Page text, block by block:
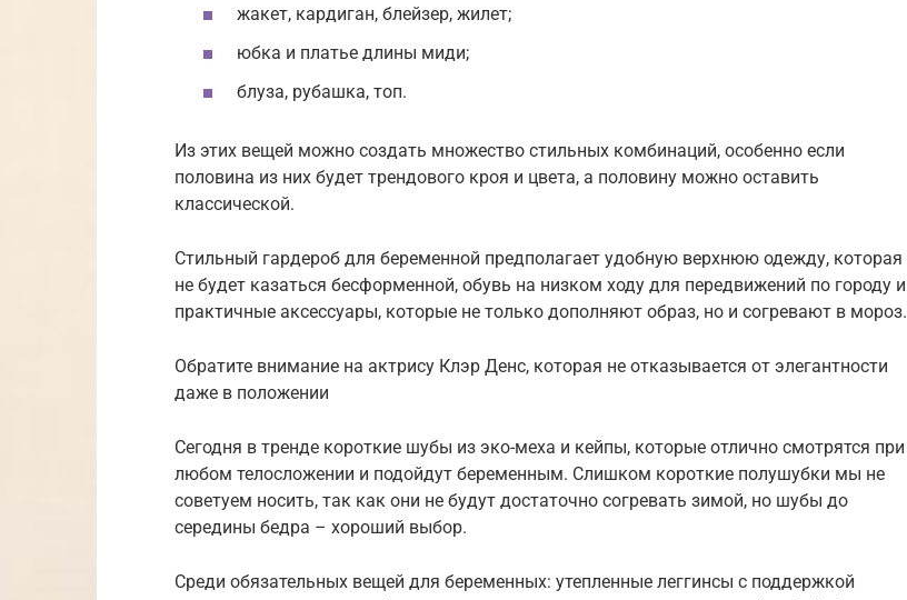
жакет, кардиган, блейзер, жилет;
юбка и платье длины миди;
блуза, рубашка, топ.
Из этих вещей можно создать множество стильных комбинаций, особенно если
половина из них будет трендового кроя и цвета, а половину можно оставить
классической.
Стильный гардероб для беременной предполагает удобную верхнюю одежду, которая
не будет казаться бесформенной, обувь на низком ходу для передвижений по городу и
практичные аксессуары, которые не только дополняют образ, но и согревают в мороз.
Обратите внимание на актрису Клэр Денс, которая не отказывается от элегантности
даже в положении
Сегодня в тренде короткие шубы из эко-меха и кейпы, которые отлично смотрятся при
любом телосложении и подойдут беременным. Слишком короткие полушубки мы не
советуем носить, так как они не будут достаточно согревать зимой, но шубы до
середины бедра – хороший выбор.
Среди обязательных вещей для беременных: утепленные леггинсы с поддержкой